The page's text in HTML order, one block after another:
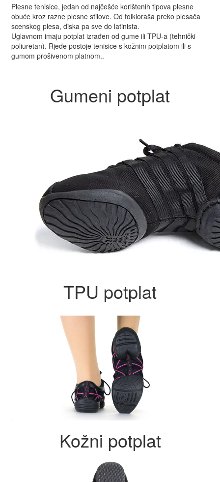
Plesne tenisice, jedan od najčešće korištenih tipova plesne
obuće kroz razne plesne stilove. Od folkloraša preko plesača
scenskog plesa, diska pa sve do latinista.
Uglavnom imaju potplat izrađen od gume ili TPU-a (tehnički
poliuretan). Rjeđe postoje tenisice s kožnim potplatom ili s
gumom prošivenom platnom..
Gumeni potplat
TPU potplat
Kožni potplat